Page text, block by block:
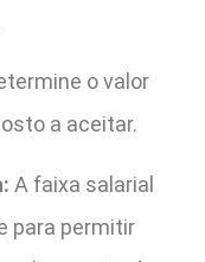
o valor
a aceitar.
A faixa salarial
para permitir